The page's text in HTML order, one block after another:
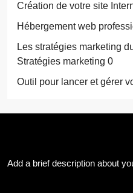
Création de votre site
Hébergement web
Les stratégies marketing
Stratégies marketing 0
Outil pour lancer et gérer
Add a brief description about